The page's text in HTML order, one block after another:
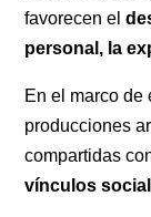
favorecen el
personal, la
En el marco de
producciones
compartidas
vínculos